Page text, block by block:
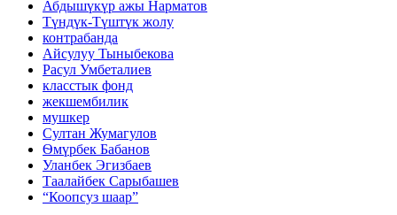
Абдышүкүр ажы Нарматов
Түндүк-Түштүк жолу
контрабанда
Айсулуу Тыныбекова
Расул Умбеталиев
класстык фонд
жекшембилик
мушкер
Султан Жумагулов
Ѳмүрбек Бабанов
Уланбек Эгизбаев
Таалайбек Сарыбашев
“Коопсуз шаар”